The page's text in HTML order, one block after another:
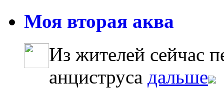
Моя вторая аква
Из жителей сейчас
анциструса дальше